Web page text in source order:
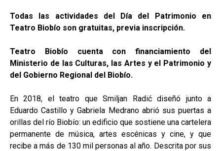
Todas las actividades del Día del Patrimonio en
Teatro Biobío son gratuitas, previa inscripción.
Teatro Biobío cuenta con financiamiento del
Ministerio de las Culturas, las Artes y el Patrimonio y
del Gobierno Regional del Biobío.
En 2018, el teatro que Smiljan Radić diseñó junto a
Eduardo Castillo y Gabriela Medrano abrió sus puertas a
orillas del río Biobío: un edificio que sostiene una cartelera
permanente de música, artes escénicas y cine, y que
recibe a más de 130 mil personas al año. Descrita por sus